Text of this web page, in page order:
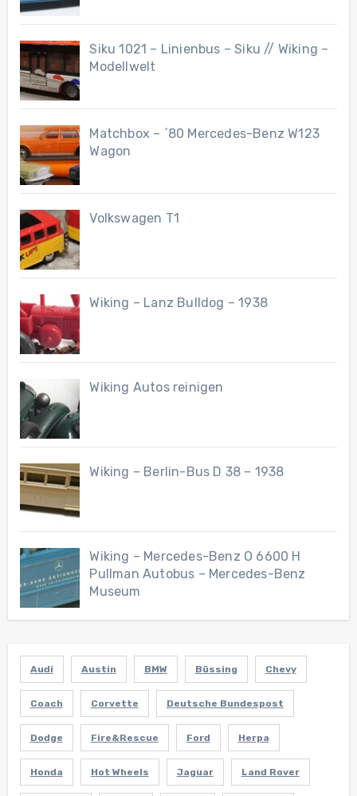
Siku 1021 – Linienbus – Siku // Wiking –
Modellwelt
Matchbox – ´80 Mercedes-Benz W123
Wagon
Volkswagen T1
Wiking – Lanz Bulldog – 1938
Wiking Autos reinigen
Wiking – Berlin-Bus D 38 – 1938
Wiking – Mercedes-Benz O 6600 H
Pullman Autobus – Mercedes-Benz
Museum
Audi Austin BMW Büssing Chevy
Coach Corvette Deutsche Bundespost
Dodge Fire&Rescue Ford Herpa
Honda Hot Wheels Jaguar Land Rover